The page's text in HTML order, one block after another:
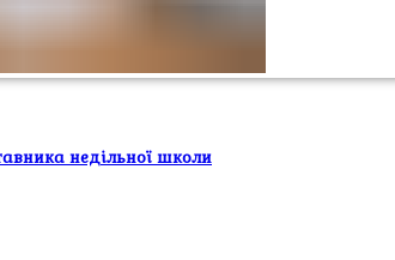
недільної школи